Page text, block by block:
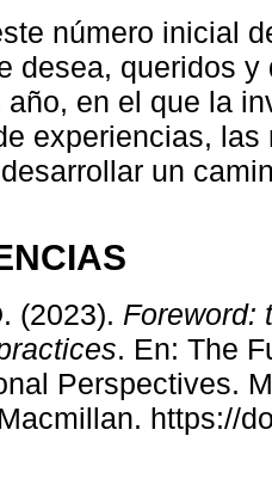
número inicial
desea, queridos
año, en el que la
experiencias,
un
(2023). Foreword:
. En: The
Perspectives.
https://